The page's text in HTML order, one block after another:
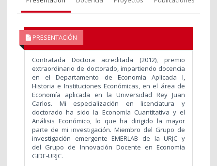
PRESENTACIÓN
Contratada Doctora acreditada (2012), premio
extraordinario de doctorado, impartiendo docencia
en el Departamento de Economía Aplicada I,
Historia e Instituciones Económicas, en el área de
Economía aplicada en la Universidad Rey Juan
Carlos. Mi especialización en licenciatura y
doctorado ha sido la Economía Cuantitativa y el
Análisis Económico, lo que ha dirigido la mayor
parte de mi investigación. Miembro del Grupo de
investigación emergente EMERLAB de la URJC y
del Grupo de Innovación Docente en Economía
GIDE-URJC.